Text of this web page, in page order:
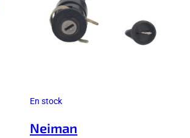
En stock
Neiman